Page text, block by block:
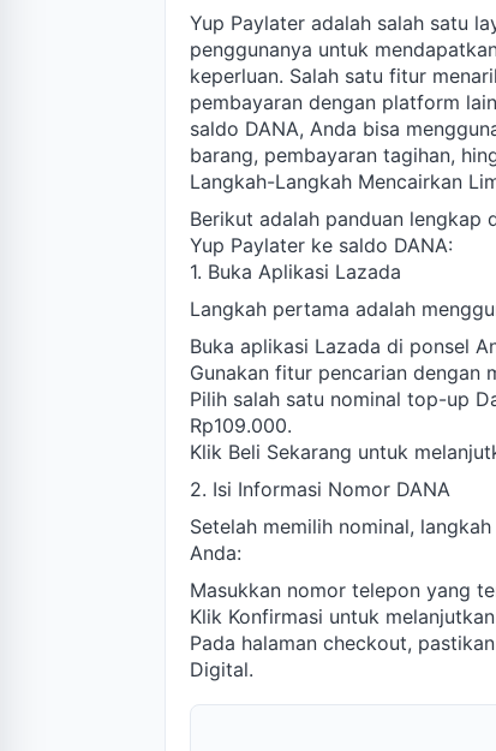
Yup Paylater adalah salah satu
penggunanya untuk
keperluan. Salah satu fitur
pembayaran dengan platform
saldo DANA, Anda bisa
barang, pembayaran tagihan,
Langkah-Langkah Mencairkan
Berikut adalah panduan lengkap
Yup Paylater ke saldo DANA:
1. Buka Aplikasi Lazada
Langkah pertama adalah
Buka aplikasi Lazada di ponsel
Gunakan fitur pencarian dengan
Pilih salah satu nominal top-up
Rp109.000.
Klik Beli Sekarang untuk
2. Isi Informasi Nomor DANA
Setelah memilih nominal,
Anda:
Masukkan nomor telepon yang
Klik Konfirmasi untuk
Pada halaman checkout,
Digital.